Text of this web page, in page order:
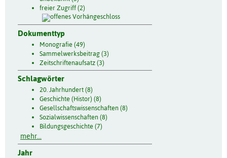
freier Zugriff (2)
Dokumenttyp
Monografie (49)
Sammelwerksbeitrag (3)
Zeitschriftenaufsatz (3)
Schlagwörter
20. Jahrhundert (8)
Geschichte (Histor) (8)
Gesellschaftswissenschaften (8)
Sozialwissenschaften (8)
Bildungsgeschichte (7)
mehr...
Jahr